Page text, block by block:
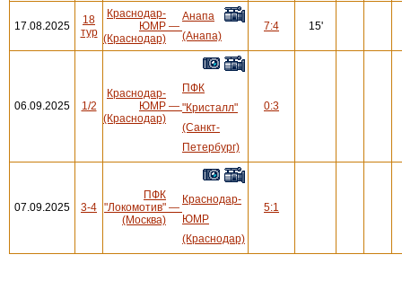
17.08.2025
18
тур
Краснодар-
ЮМР
(Краснодар)
—
Анапа
(Анапа)
7:4 15'
06.09.2025 1/2
Краснодар-
ЮМР
(Краснодар)
—
ПФК
"Кристалл"
(Санкт-
Петербург)
0:3
07.09.2025 3-4
ПФК
"Локомотив"
(Москва)
—
Краснодар-
ЮМР
(Краснодар)
5:1